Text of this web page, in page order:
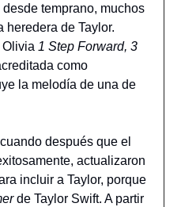
temprano, muchos
heredera de Taylor.
Olivia 1 Step Forward, 3
como
la melodía de una de
después que el
actualizaron
incluir a Taylor, porque
de Taylor Swift. A partir